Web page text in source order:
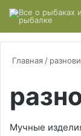
Главная /
Мучные